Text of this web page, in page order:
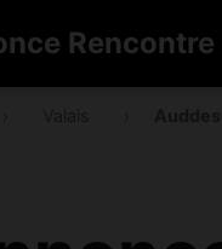
Rencontre